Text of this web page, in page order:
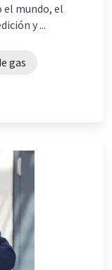
mundo, el
y ...
gas